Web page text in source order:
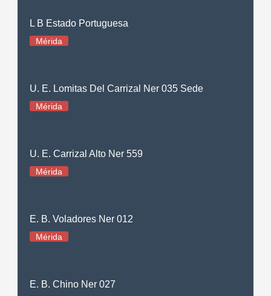
L B Estado Portuguesa
Mérida
U. E. Lomitas Del Carrizal Ner 035 Sede
Mérida
U. E. Carrizal Alto Ner 559
Mérida
E. B. Voladores Ner 012
Mérida
E. B. Chino Ner 027